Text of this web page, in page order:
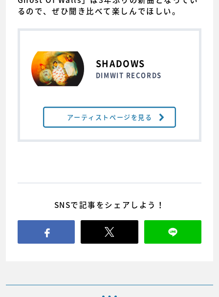
るので、ぜひ聞き比べて楽しんでほしい。
SHADOWS
DIMWIT RECORDS
アーティストページを見る
SNSで記事をシェアしよう！